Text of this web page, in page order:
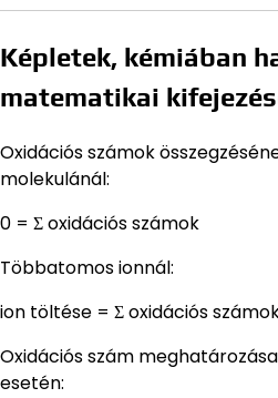
Képletek, kémiában
matematikai
Oxidációs számok
molekulánál:
0 = Σ oxidációs számok
Többatomos ionnál:
ion töltése = Σ oxidációs
Oxidációs szám
esetén: